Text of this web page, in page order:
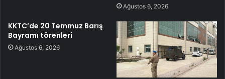
Ağustos 6, 2026
KKTC’de 20 Temmuz Barış
Bayramı törenleri
Ağustos 6, 2026